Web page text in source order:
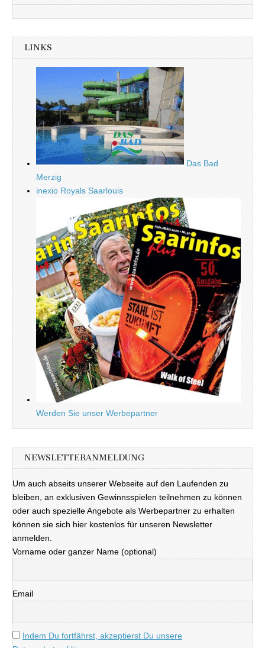
LINKS
Das Bad
Merzig
inexio Royals Saarlouis
Werden Sie unser Werbepartner
NEWSLETTERANMELDUNG
Um auch abseits unserer Webseite auf den Laufenden zu
bleiben, an exklusiven Gewinnsspielen teilnehmen zu können
oder auch spezielle Angebote als Werbepartner zu erhalten
können sie sich hier kostenlos für unseren Newsletter
anmelden.
Vorname oder ganzer Name (optional)
Email
Indem Du fortfährst, akzeptierst Du unsere